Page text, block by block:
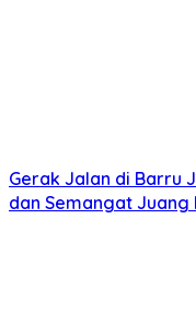
Gerak Jalan di Barru
dan Semangat Juang